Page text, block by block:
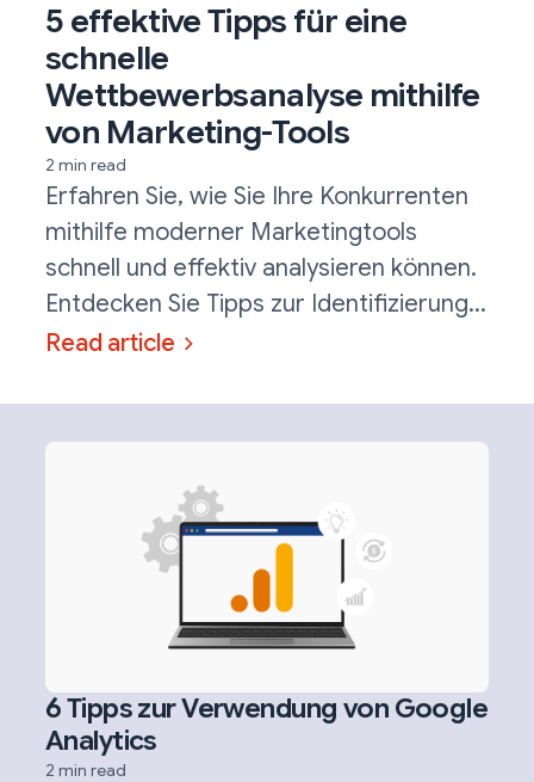
5 effektive Tipps für eine
schnelle
Wettbewerbsanalyse mithilfe
von Marketing-Tools
2 min read
Erfahren Sie, wie Sie Ihre Konkurrenten
mithilfe moderner Marketingtools
schnell und effektiv analysieren können.
Entdecken Sie Tipps zur Identifizierung
von Wettbewerbern, zur Analyse ihrer
eigenes Marketing.
Read article
6 Tipps zur Verwendung von Google
Analytics
2 min read